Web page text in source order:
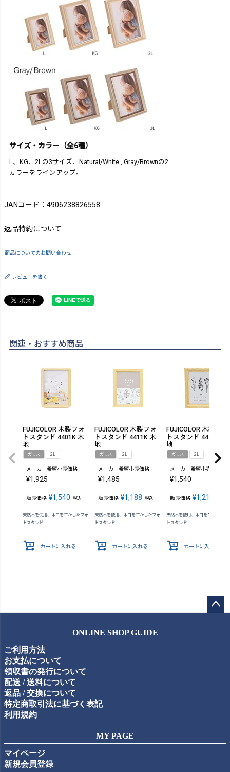
サイズ・カラー（全6種）
L、KG、2Lの3サイズ、Natural/White , Gray/Brownの2
カラーをラインアップ。
JANコード：4906238826558
返品特約について
商品についてのお問い合わせ
レビューを書く
関連・おすすめ商品
FUJICOLOR 木製フォ
トスタンド 4401K 木
地
ガラス 2L
メーカー希望小売価格
¥1,925
販売価格 ¥1,540 税込
天然木を使用、木目を生かしたフォ
トスタンド
カートに入れる
FUJICOLOR 木製フォ
トスタンド 4411K 木
地
ガラス 2L
メーカー希望小売価格
¥1,485
販売価格 ¥1,188 税込
天然木を使用、木目を生かしたフォ
トスタンド
カートに入れる
FUJICOLOR 木製フォ
トスタンド 4421K 木
地
ガラス 2L
メーカー希望小売価格
¥1,540
販売価格 ¥1,210
天然木を使用、木目を生かしたフ
トスタンド
カートに入れる
ップ
ONLINE SHOP GUIDE
ご利用方法
お支払について
領収書の発行について
配送 / 送料について
返品 / 交換について
特定商取引法に基づく表記
利用規約
MY PAGE
マイページ
新規会員登録